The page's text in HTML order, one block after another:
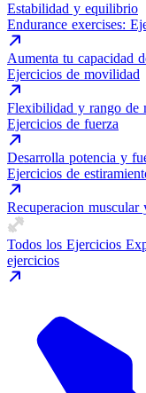
Estabilidad y equilibrio
Endurance exercises:
Aumenta tu capacidad
Ejercicios de movilidad
Flexibilidad y rango de
Ejercicios de fuerza
Desarrolla potencia y
Ejercicios de
Recuperacion
Todos los Ejercicios
ejercicios